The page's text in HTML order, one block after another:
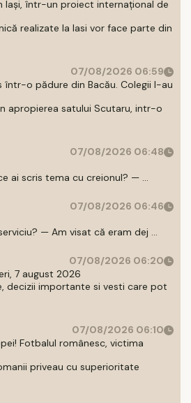
Iași, într-un proiect internațional de
realizate la Iasi vor face parte din
07/08/2026 06:59
o pădure din Bacău. Colegii l-au
apropierea satului Scutaru, intr-o
07/08/2026 06:48
ai scris tema cu creionul? — ...
07/08/2026 06:46
— Am visat că eram dej ...
07/08/2026 06:20
7 august 2026
decizii importante si vesti care pot
07/08/2026 06:10
Fotbalul românesc, victima
priveau cu superioritate